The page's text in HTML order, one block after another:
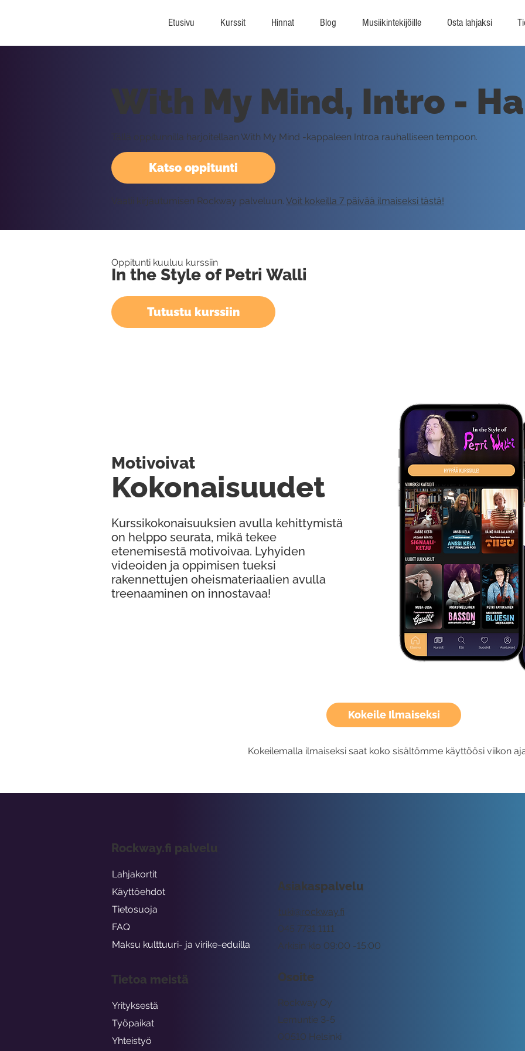
Etusivu Kurssit Hinnat Blog Musiikintekijöille Osta lahjaksi
Kokeile Ilmaiseksi
Kokeilemalla ilmaiseksi saat koko sisältömme käyttöösi viikon
Katso oppitunti
With My Mind, Intro -
Tällä oppitunnilla harjoitellaan With My Mind -kappaleen Introa rauhalliseen tempoon.
Vaatii kirjautumisen Rockway palveluun. Voit kokeilla 7 päivää ilmaiseksi tästä!
Oppitunti kuuluu kurssiin
In the Style of Petri Walli
Tutustu kurssiin
Kurssikokonaisuuksien avulla kehittymistä
on helppo seurata, mikä tekee
etenemisestä motivoivaa. Lyhyiden
videoiden ja oppimisen tueksi
rakennettujen oheismateriaalien avulla
treenaaminen on innostavaa!
Kokonaisuudet
Motivoivat
Asiakaspalvelu
tuki@rockway.fi
Arkisin klo 09:00 -15:00
045 7731 1111
Osoite
Rockway Oy
Lemuntie 3-5
00510 Helsinki
Rockway.fi palvelu
Lahjakortit
Käyttöehdot
Tietosuoja
FAQ
Maksu kulttuuri- ja virike-eduilla
Tietoa meistä
Yrityksestä
Työpaikat
Yhteistyö